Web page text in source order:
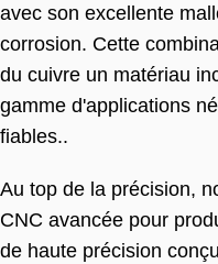
avec son excellente
corrosion. Cette
du cuivre un matériau
gamme d'applications
fiables..
Au top de la précision,
CNC avancée pour
de haute précision